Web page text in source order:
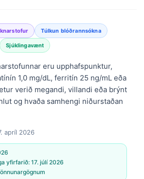
Túlkun blóðrannsókna
Sjúklingavænt
eru upphafspunktur,
1,0 mg/dL, ferritín 25 ng/mL eða
verið megandi, villandi eða brýnt
og hvaða samhengi niðurstaðan
apríl 2026
yfirfarið: 17. júlí 2026